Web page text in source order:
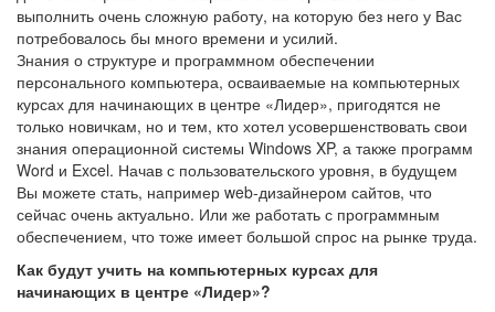
выполнить очень сложную работу, на которую без него у Вас
потребовалось бы много времени и усилий.
Знания о структуре и программном обеспечении
персонального компьютера, осваиваемые на компьютерных
курсах для начинающих в центре «Лидер», пригодятся не
только новичкам, но и тем, кто хотел усовершенствовать свои
знания операционной системы Windows XP, а также программ
Word и Excel. Начав с пользовательского уровня, в будущем
Вы можете стать, например web-дизайнером сайтов, что
сейчас очень актуально. Или же работать с программным
обеспечением, что тоже имеет большой спрос на рынке труда.
Как будут учить на компьютерных курсах для
начинающих в центре «Лидер»?